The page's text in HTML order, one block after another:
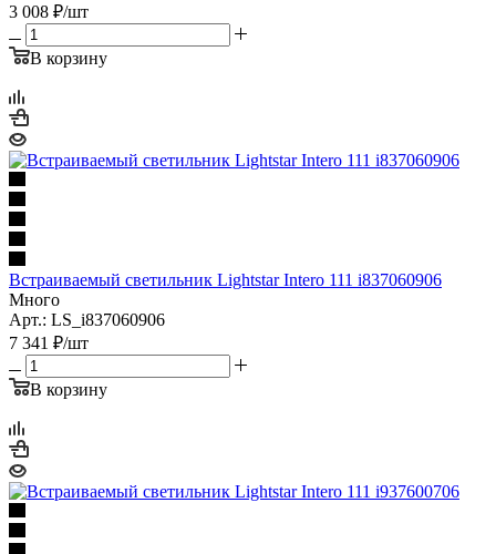
3 008 ₽/шт
В корзину
Встраиваемый светильник Lightstar Intero 111 i837060906
Много
Арт.: LS_i837060906
7 341 ₽/шт
В корзину